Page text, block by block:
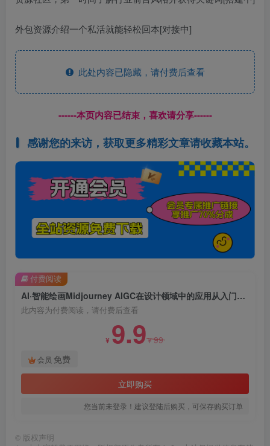
外包资源介绍一个私活就能轻松回本[对接中]
此处内容已隐藏，请付费后查看
------本页内容已结束，喜欢请分享------
感谢您的来访，获取更多精彩文章请收藏本站。
AI·智能绘画Midjourney AIGC在设计领域中的应用从入门到精通（11节课）
此内容为付费阅读，请付费后查看
¥ 9.9¥99
会员 免费
立即购买
您当前未登录！建议登陆后购买，可保存购买订单
付费阅读
© 版权声明